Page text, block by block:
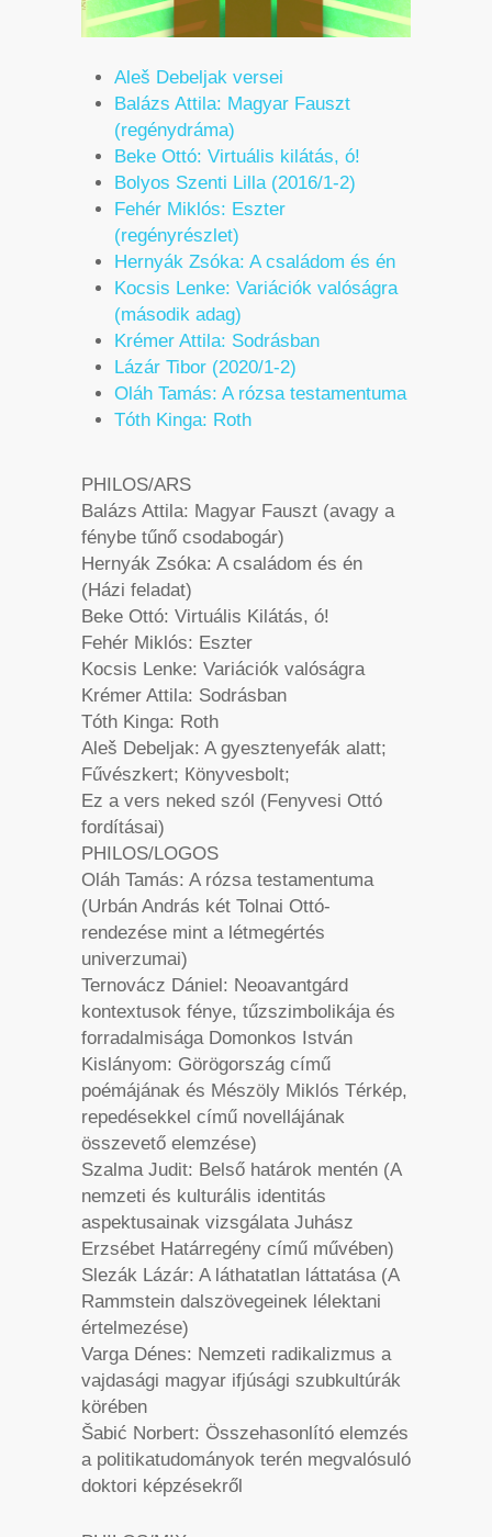
Aleš Debeljak versei
Balázs Attila: Magyar Fauszt
(regénydráma)
Beke Ottó: Virtuális kilátás, ó!
Bolyos Szenti Lilla (2016/1-2)
Fehér Miklós: Eszter
(regényrészlet)
Hernyák Zsóka: A családom és én
Kocsis Lenke: Variációk valóságra
(második adag)
Krémer Attila: Sodrásban
Lázár Tibor (2020/1-2)
Oláh Tamás: A rózsa testamentuma
Tóth Kinga: Roth
PHILOS/ARS
Balázs Attila: Magyar Fauszt (avagy a
fénybe tűnő csodabogár)
Hernyák Zsóka: A családom és én
(Házi feladat)
Beke Ottó: Virtuális Kilátás, ó!
Fehér Miklós: Eszter
Kocsis Lenke: Variációk valóságra
Krémer Attila: Sodrásban
Tóth Kinga: Roth
Aleš Debeljak: A gyesztenyefák alatt;
Fűvészkert; Кönyvesbolt;
Ez a vers neked szól (Fenyvesi Ottó
fordításai)
PHILOS/LOGOS
Oláh Tamás: A rózsa testamentuma
(Urbán András két Tolnai Ottó-
rendezése mint a létmegértés
univerzumai)
Ternovácz Dániel: Neoavantgárd
kontextusok fénye, tűzszimbolikája és
forradalmisága Domonkos István
Kislányom: Görögország című
poémájának és Mészöly Miklós Térkép,
repedésekkel című novellájának
összevető elemzése)
Szalma Judit: Belső határok mentén (A
nemzeti és kulturális identitás
aspektusainak vizsgálata Juhász
Erzsébet Határregény című művében)
Slezák Lázár: A láthatatlan láttatása (A
Rammstein dalszövegeinek lélektani
értelmezése)
Varga Dénes: Nemzeti radikalizmus a
vajdasági magyar ifjúsági szubkultúrák
körében
Šabić Norbert: Összehasonlító elemzés
a politikatudományok terén megvalósuló
doktori képzésekről